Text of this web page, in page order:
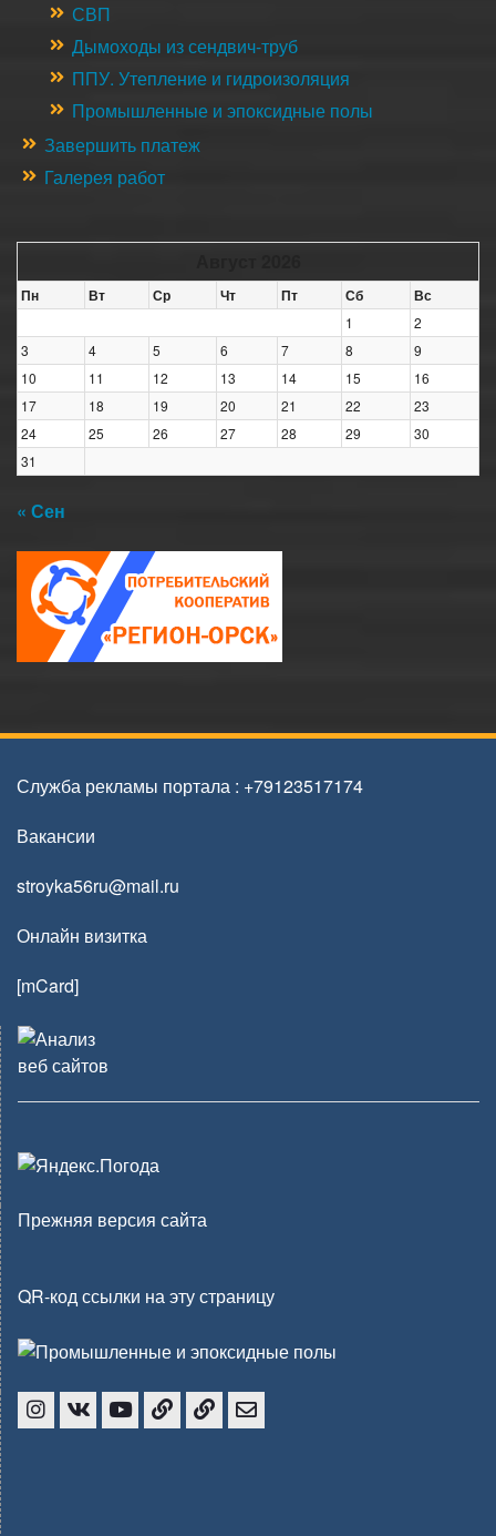
СВП
Дымоходы из сендвич-труб
ППУ. Утепление и гидроизоляция
Промышленные и эпоксидные полы
Завершить платеж
Галерея работ
Пн Вт Ср Чт Пт Сб Вс
1
2
3
4 5 6 7 8
9
10
11 12 13 14 15
16
17
18 19 20 21 22
23
24
25 26 27 28 29
30
31
« Сен
Служба рекламы портала : +79123517174
Вакансии
stroyka56ru@mail.ru
Онлайн визитка
[mCard]
Прежняя версия сайта
QR-код ссылки на эту страницу